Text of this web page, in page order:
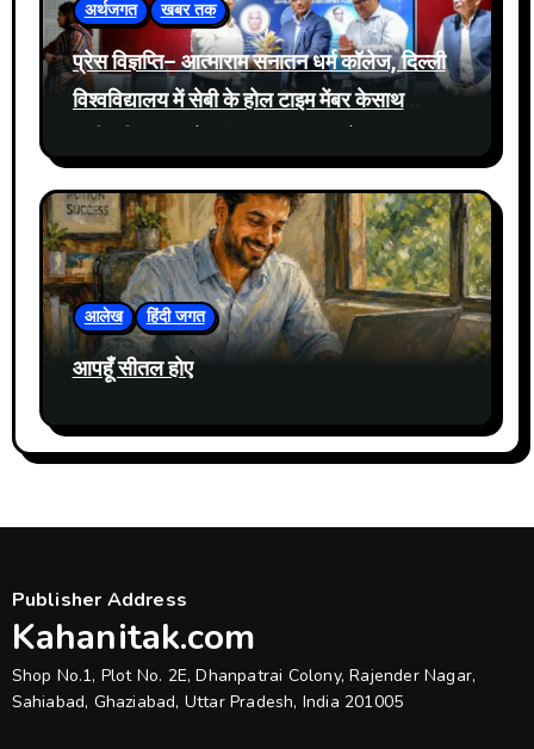
अर्थजगत खबर तक
प्रेस विज्ञप्ति– आत्माराम सनातन धर्म कॉलेज, दिल्ली
विश्वविद्यालय में सेबी के होल टाइम मेंबर केसाथ
आयोजित
आलेख हिंदी जगत
आपहूँ सीतल होए
Publisher Address
Kahanitak.com
Shop No.1, Plot No. 2E, Dhanpatrai Colony, Rajender Nagar,
Sahiabad, Ghaziabad, Uttar Pradesh, India 201005